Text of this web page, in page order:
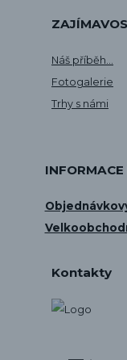
Náš příběh...
Fotogalerie
Trhy s námi
Kontakty